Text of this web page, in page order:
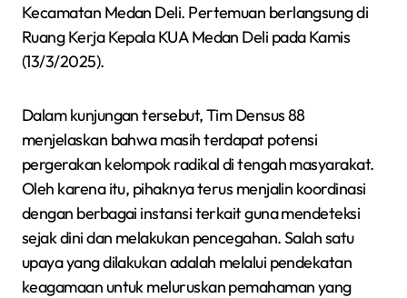
Kecamatan Medan Deli. Pertemuan berlangsung di
Ruang Kerja Kepala KUA Medan Deli pada Kamis
(13/3/2025).
Dalam kunjungan tersebut, Tim Densus 88
menjelaskan bahwa masih terdapat potensi
pergerakan kelompok radikal di tengah masyarakat.
Oleh karena itu, pihaknya terus menjalin koordinasi
dengan berbagai instansi terkait guna mendeteksi
sejak dini dan melakukan pencegahan. Salah satu
upaya yang dilakukan adalah melalui pendekatan
keagamaan untuk meluruskan pemahaman yang